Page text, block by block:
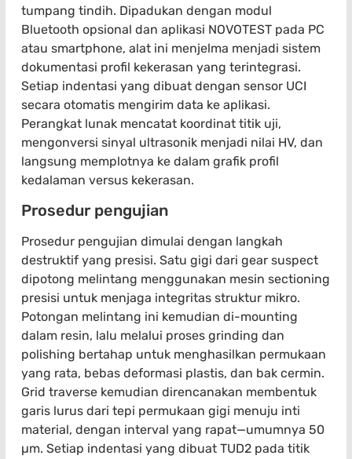
tumpang tindih. Dipadukan dengan modul
Bluetooth opsional dan aplikasi NOVOTEST pada PC
atau smartphone, alat ini menjelma menjadi sistem
dokumentasi profil kekerasan yang terintegrasi.
Setiap indentasi yang dibuat dengan sensor UCI
secara otomatis mengirim data ke aplikasi.
Perangkat lunak mencatat koordinat titik uji,
mengonversi sinyal ultrasonik menjadi nilai HV, dan
langsung memplotnya ke dalam grafik profil
kedalaman versus kekerasan.
Prosedur pengujian
Prosedur pengujian dimulai dengan langkah
destruktif yang presisi. Satu gigi dari gear suspect
dipotong melintang menggunakan mesin sectioning
presisi untuk menjaga integritas struktur mikro.
Potongan melintang ini kemudian di-mounting
dalam resin, lalu melalui proses grinding dan
polishing bertahap untuk menghasilkan permukaan
yang rata, bebas deformasi plastis, dan bak cermin.
Grid traverse kemudian direncanakan membentuk
garis lurus dari tepi permukaan gigi menuju inti
material, dengan interval yang rapat—umumnya 50
µm. Setiap indentasi yang dibuat TUD2 pada titik